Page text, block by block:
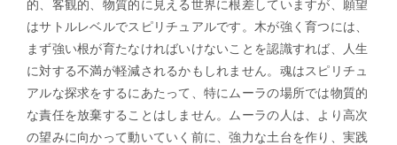
的、客観的、物質的に見える世界に根差していますが、願望
はサトルレベルでスピリチュアルです。木が強く育つには、
まず強い根が育たなければいけないことを認識すれば、人生
に対する不満が軽減されるかもしれません。魂はスピリチュ
アルな探求をするにあたって、特にムーラの場所では物質的
な責任を放棄することはしません。ムーラの人は、より高次
の望みに向かって動いていく前に、強力な土台を作り、実践